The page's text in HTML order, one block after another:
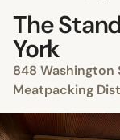
The
York
848 Washington
Meatpacking